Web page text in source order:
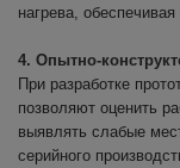
нагрева,
4. Опытно-
При разработке
позволяют оценить
выявлять слабые
серийного